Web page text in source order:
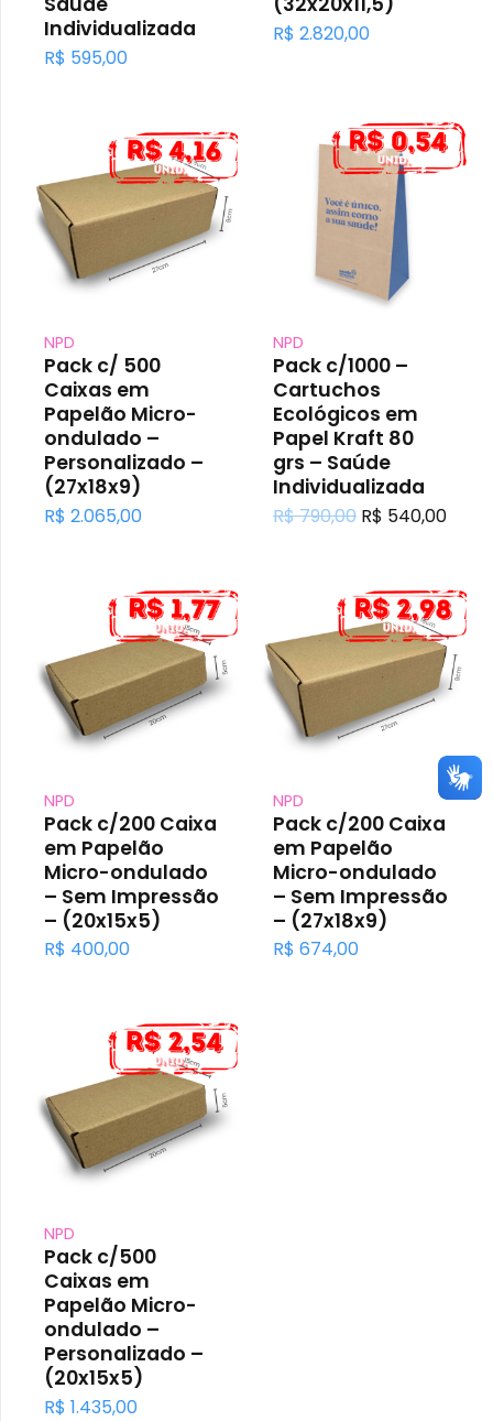
Individualizada
R$ 595,00
R$ 2.820,00
NPD
Pack c/ 500
Caixas em
Papelão Micro-
ondulado –
Personalizado –
(27x18x9)
R$ 2.065,00
NPD
Pack c/1000 –
Cartuchos
Ecológicos em
Papel Kraft 80
grs – Saúde
Individualizada
R$790,00 O
era:
R$ 790,00.
R$ 540,00O
é:
R$
NPD
Pack c/200 Caixa
em Papelão
Micro-ondulado
– Sem Impressão
– (20x15x5)
R$ 400,00
NPD
Pack c/200 Caixa
em Papelão
Micro-ondulado
– Sem Impressão
– (27x18x9)
R$ 674,00
NPD
Pack c/500
Caixas em
Papelão Micro-
ondulado –
Personalizado –
(20x15x5)
R$ 1.435,00